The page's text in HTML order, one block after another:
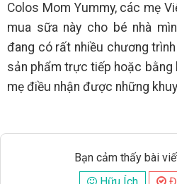
Colos Mom Yummy, các mẹ
mua sữa này cho bé nhà
đang có rất nhiều chương
sản phẩm trực tiếp hoặc bằng
mẹ điều nhận được những
Bạn cảm thấy bài